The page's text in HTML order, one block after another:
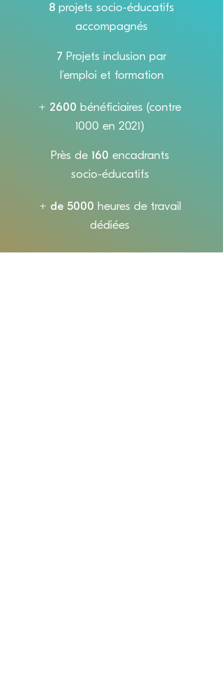
8 projets socio-éducatifs
accompagnés
7 Projets inclusion par
l’emploi et formation
+ 2600 bénéficiaires (contre
1000 en 2021)
Près de 160 encadrants
socio-éducatifs
+ de 5000 heures de travail
dédiées
7régions concernées